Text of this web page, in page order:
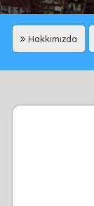
Hakkımızda